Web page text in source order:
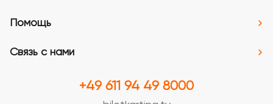
Помощь
Связь с нами
+49 611 94 49 8000